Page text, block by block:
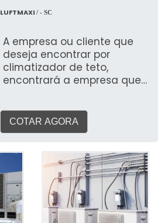
LUFTMAXI / - SC
A empresa ou cliente que
deseja encontrar por
climatizador de teto,
encontrará a empresa que
marketplace Soluções
Industriais e descobrindo a
mercado. Com a equipe da
Luftmaxi conseguirá
precisão com assessoria
técnica especializada. MAIS
DETALHES IMPORTANTES
COTAR AGORA